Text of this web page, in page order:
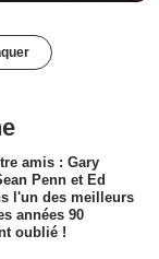
amis : Gary
Penn et Ed
l'un des meilleurs
années 90
oublié !